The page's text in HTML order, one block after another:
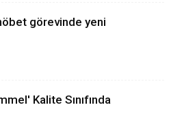
görevinde yeni
Kalite Sınıfında